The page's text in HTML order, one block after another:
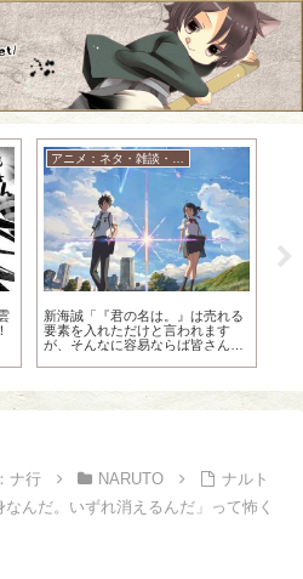
アニメ：ネタ・雑談・ニュース
新海誠「『君の名は。』は売れる
要素を入れただけと言われます
が、そんなに容易ならば皆さんや
ナ行 NARUTO
ナルト
んだ。いずれ消えるんだ」って怖く